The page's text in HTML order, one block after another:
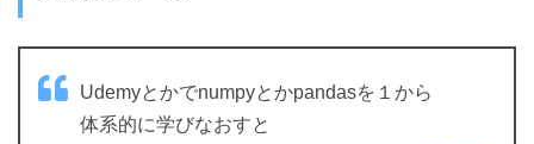
Udemyとかでnumpyとかpandasを１から
体系的に学びなおすと